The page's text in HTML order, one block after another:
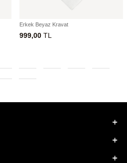
Erkek Beyaz Kravat
999,00 TL